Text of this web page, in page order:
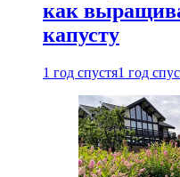
как
капусту
1 год спустя1 год